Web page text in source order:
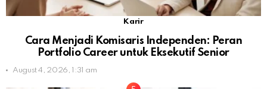
Karir
Cara Menjadi Komisaris Independen: Peran
Portfolio Career untuk Eksekutif Senior
August 4, 2026, 1:31 am